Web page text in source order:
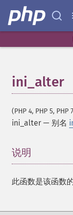
ini_alter
(PHP 4, PHP 5, PHP
ini_alter — 别名
说明
此函数是该函数